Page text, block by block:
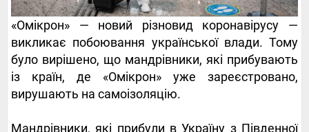
«Омікрон» — новий різновид коронавірусу —
викликає побоювання української влади. Тому
було вирішено, що мандрівники, які прибувають
із країн, де «Омікрон» уже зареєстровано,
вирушають на самоізоляцію.
Мандрівники, які прибули в Україну з Південної